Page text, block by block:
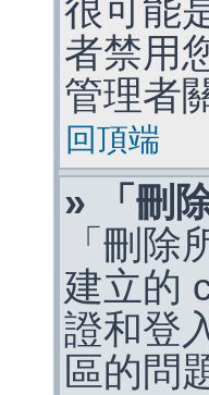
很可能
者禁用
管理者
回頂端
» 「刪
「刪
建立的
證和登
區的問